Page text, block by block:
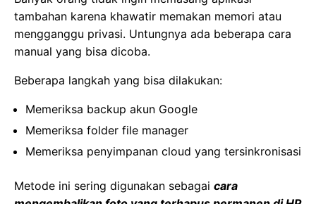
tambahan karena khawatir memakan memori atau
mengganggu privasi. Untungnya ada beberapa cara
manual yang bisa dicoba.
Beberapa langkah yang bisa dilakukan:
Memeriksa backup akun Google
Memeriksa folder file manager
Memeriksa penyimpanan cloud yang tersinkronisasi
Metode ini sering digunakan sebagai cara